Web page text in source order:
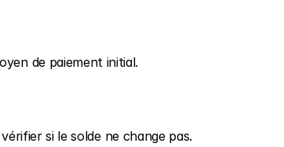
de paiement initial.
si le solde ne change pas.